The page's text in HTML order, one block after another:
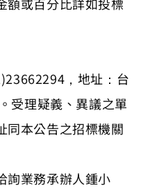
，地址：台
受理疑義、異議之單
同本公告之招標機關
詢業務承辦人鍾小